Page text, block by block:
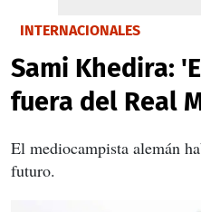
INTERNACIONALES
Sami Khedira:
fuera del Real
El mediocampista alemán
futuro.